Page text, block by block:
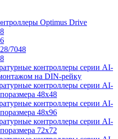
Optimus Drive
7048
контроллеры серии AI-
на DIN-рейку
контроллеры серии AI-
48х48
контроллеры серии AI-
48х96
контроллеры серии AI-
72х72